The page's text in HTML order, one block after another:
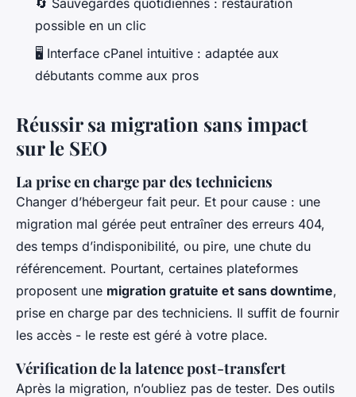
🔄 Sauvegardes quotidiennes : restauration
possible en un clic
🖥️ Interface cPanel intuitive : adaptée aux
débutants comme aux pros
Réussir sa migration sans impact
sur le SEO
La prise en charge par des techniciens
Changer d’hébergeur fait peur. Et pour cause : une
migration mal gérée peut entraîner des erreurs 404,
des temps d’indisponibilité, ou pire, une chute du
référencement. Pourtant, certaines plateformes
proposent une migration gratuite et sans downtime,
prise en charge par des techniciens. Il suffit de fournir
les accès - le reste est géré à votre place.
Vérification de la latence post-transfert
Après la migration, n’oubliez pas de tester. Des outils